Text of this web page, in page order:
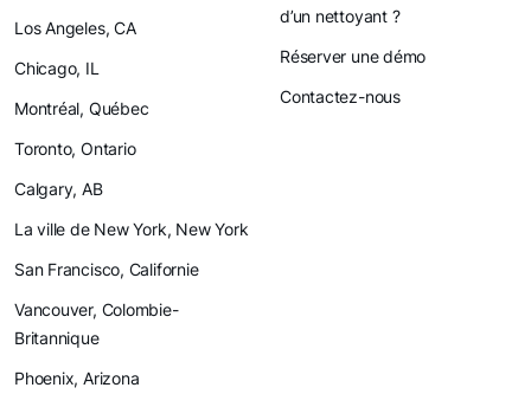
Los Angeles, CA
Chicago, IL
Montréal, Québec
Toronto, Ontario
Calgary, AB
La ville de New York, New York
San Francisco, Californie
Vancouver, Colombie-
Britannique
Phoenix, Arizona
d’un nettoyant ?
Réserver une démo
Contactez-nous